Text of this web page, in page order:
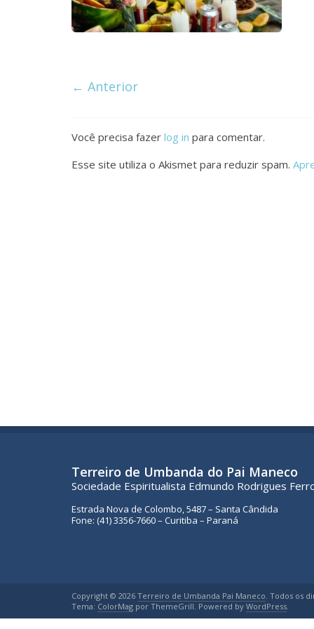
Aço
← Anterior
Você precisa fazer log in para comentar.
Esse site utiliza o Akismet para reduzir spam.
Terreiro de Umbanda do Pai Maneco
Sociedade Espiritualista Edmundo Rodrigues
Estrada Nova de Colombo, 5487 – Santa Cândida
Fone: (41) 3356-7660 – Curitiba – Paraná
Copyright © 2026 Terreiro de Umbanda Pai Maneco . Todos os
Tema: ColorMag por ThemeGrill. Powered by WordPress